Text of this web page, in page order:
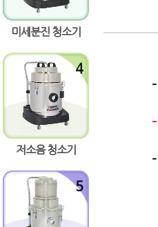
미세분진 청소기
저소음 청소기
-
-